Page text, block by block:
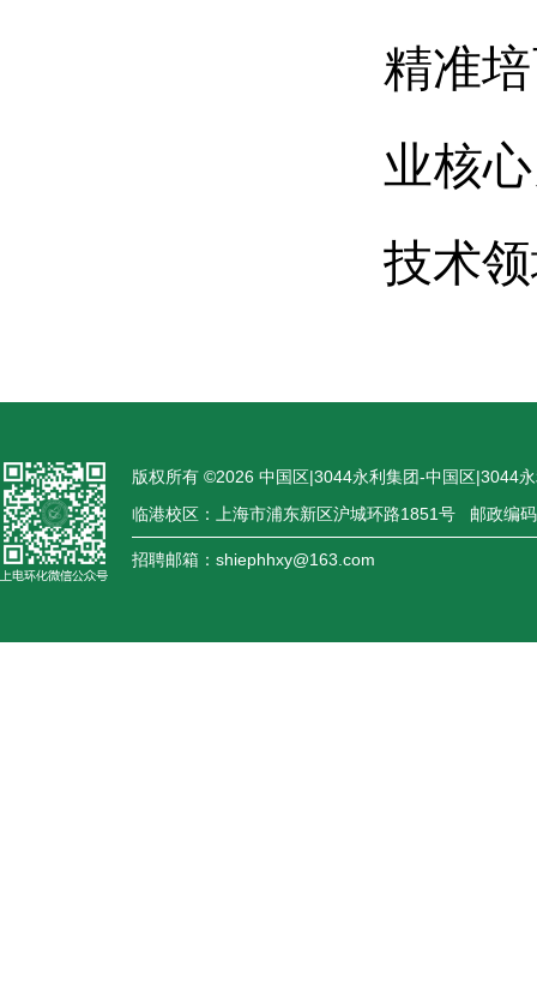
精准
业核
技术
版权所有 ©2026 中国区|3044永利集团-中国区|3044
临港校区：上海市浦东新区沪城环路1851号 邮政编
招聘邮箱：shiephhxy@163.com